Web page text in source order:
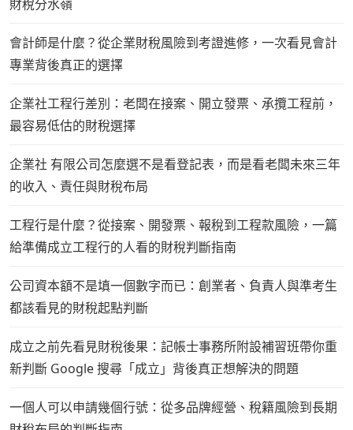
財稅分水嶺
會計師是什麼？從企業財稅風險到考證進修，一次看見會計
專業背後真正的選擇
企業社工程行差別：老闆在接案、開立發票、承攬工程前，
最容易低估的財稅選擇
企業社 有限公司怎麼選不是看登記表，而是看老闆未來三年
的收入、責任與財稅布局
工程行是什麼？從接案、開發票、報稅到工程款風險，一篇
給準備成立工程行的人看的財稅判斷指南
公司資本額不是填一個數字而已：創業者、負責人與準考生
都該看見的財稅起點判斷
成立之前先看見財稅後果：記帳士事務所附設補習班帶你重
新判斷 Google 搜尋「成立」背後真正想解決的問題
一個人可以申請幾個行號：從多品牌經營、稅籍風險到長期